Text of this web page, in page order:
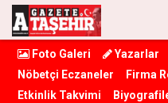
Foto Galeri Yazarlar
Nöbetçi Eczaneler
Firma
Etkinlik Takvimi